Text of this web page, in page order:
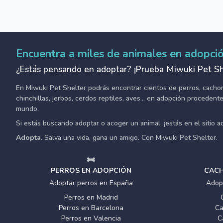
Encuentra a miles de animales en
¿Estás pensando en adoptar? ¡Prueba Miwuki Pet
En Miwuki Pet Shelter podrás encontrar cientos de perros,
chinchillas, jerbos, cerdos reptiles, aves... en adopción
mundo.
Si estás buscando adoptar o acoger un animal, ¡estás en el sitio
Adopta. Salva una vida, gana un amigo. Con Miwuki Pet Shelter.
PERROS EN ADOPCIÓN
Adoptar perros en España
Perros en Madrid
Perros en Barcelona
Perros en Valencia